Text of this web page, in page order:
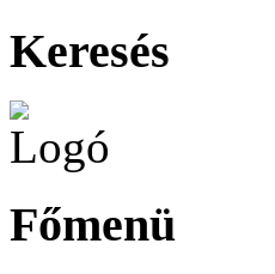
Keresés
Főmenü